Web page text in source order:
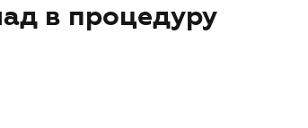
в процедуру